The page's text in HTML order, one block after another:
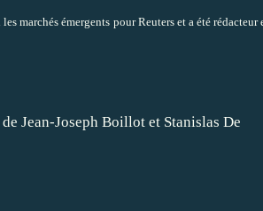
marchés émergents pour Reuters et a été rédacteur